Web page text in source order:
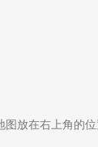
放在右上角的位